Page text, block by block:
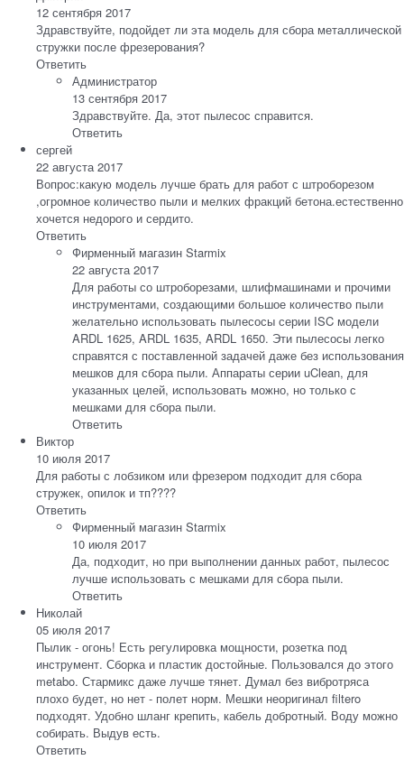
12 сентября 2017
Здравствуйте, подойдет ли эта модель для сбора металлической
стружки после фрезерования?
Ответить
Администратор
13 сентября 2017
Здравствуйте. Да, этот пылесос справится.
Ответить
сергей
22 августа 2017
Вопрос:какую модель лучше брать для работ с штроборезом
,огромное количество пыли и мелких фракций бетона.естественно
хочется недорого и сердито.
Ответить
Фирменный магазин Starmix
22 августа 2017
Для работы со штроборезами, шлифмашинами и прочими
инструментами, создающими большое количество пыли
желательно использовать пылесосы серии ISC модели
ARDL 1625, ARDL 1635, ARDL 1650. Эти пылесосы легко
справятся с поставленной задачей даже без использования
мешков для сбора пыли. Аппараты серии uClean, для
указанных целей, использовать можно, но только с
мешками для сбора пыли.
Ответить
Виктор
10 июля 2017
Для работы с лобзиком или фрезером подходит для сбора
стружек, опилок и тп????
Ответить
Фирменный магазин Starmix
10 июля 2017
Да, подходит, но при выполнении данных работ, пылесос
лучше использовать с мешками для сбора пыли.
Ответить
Николай
05 июля 2017
Пылик - огонь! Есть регулировка мощности, розетка под
инструмент. Сборка и пластик достойные. Пользовался до этого
metabo. Стармикс даже лучше тянет. Думал без вибротряса
плохо будет, но нет - полет норм. Мешки неоригинал filtero
подходят. Удобно шланг крепить, кабель добротный. Воду можно
собирать. Выдув есть.
Ответить